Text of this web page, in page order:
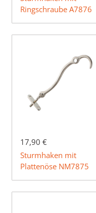
Ringschraube A7876
17,90 €
Sturmhaken mit
Plattenöse NM7875